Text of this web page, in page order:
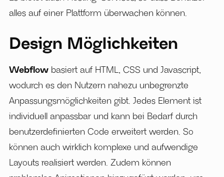
alles auf einer Plattform überwachen können.
Design Möglichkeiten
Webflow basiert auf HTML, CSS und Javascript,
wodurch es den Nutzern nahezu unbegrenzte
Anpassungsmöglichkeiten gibt. Jedes Element ist
individuell anpassbar und kann bei Bedarf durch
benutzerdefinierten Code erweitert werden. So
können auch wirklich komplexe und aufwendige
Layouts realisiert werden. Zudem können